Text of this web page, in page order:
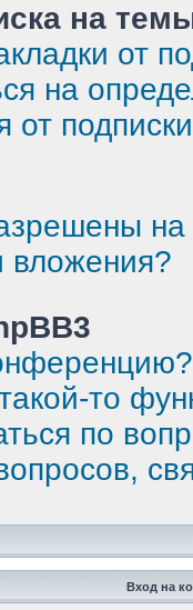
на
от
на
от
вложения?
то
по
Вход на